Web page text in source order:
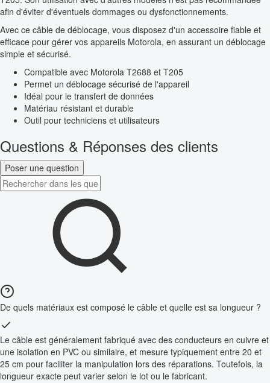
afin d'éviter d'éventuels dommages ou dysfonctionnements.
Avec ce câble de déblocage, vous disposez d'un accessoire fiable et
efficace pour gérer vos appareils Motorola, en assurant un déblocage
simple et sécurisé.
Compatible avec Motorola T2688 et T205
Permet un déblocage sécurisé de l'appareil
Idéal pour le transfert de données
Matériau résistant et durable
Outil pour techniciens et utilisateurs
Questions & Réponses des clients
Poser une question
De quels matériaux est composé le câble et quelle est sa longueur ?
Le câble est généralement fabriqué avec des conducteurs en cuivre et
une isolation en PVC ou similaire, et mesure typiquement entre 20 et
25 cm pour faciliter la manipulation lors des réparations. Toutefois, la
longueur exacte peut varier selon le lot ou le fabricant.